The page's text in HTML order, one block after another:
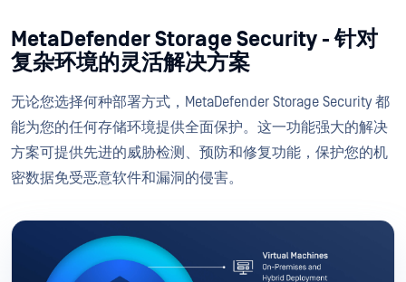
MetaDefender Storage Security - 针对
复杂环境的灵活解决方案
无论您选择何种部署方式，MetaDefender Storage Security 都
能为您的任何存储环境提供全面保护。这一功能强大的解决
方案可提供先进的威胁检测、预防和修复功能，保护您的机
密数据免受恶意软件和漏洞的侵害。